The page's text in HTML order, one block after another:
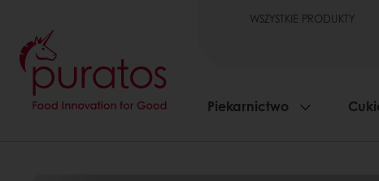
WSZYSTKIE PRODUKTY
Piekarnictwo